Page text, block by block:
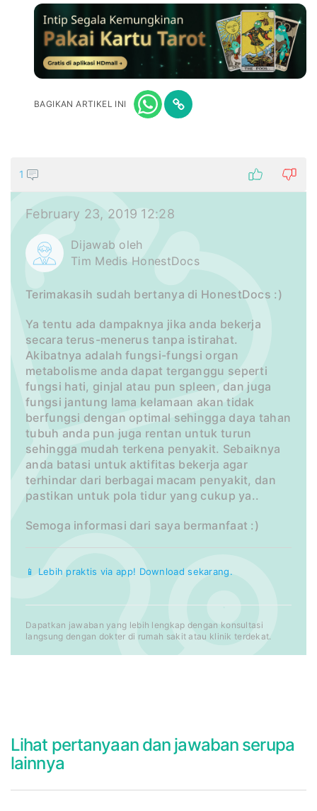
BAGIKAN ARTIKEL INI
1
February 23, 2019 12:28
Dijawab oleh
Tim Medis HonestDocs
Terimakasih sudah bertanya di HonestDocs :)
Ya tentu ada dampaknya jika anda bekerja
secara terus-menerus tanpa istirahat.
Akibatnya adalah fungsi-fungsi organ
metabolisme anda dapat terganggu seperti
fungsi hati, ginjal atau pun spleen, dan juga
fungsi jantung lama kelamaan akan tidak
berfungsi dengan optimal sehingga daya tahan
tubuh anda pun juga rentan untuk turun
sehingga mudah terkena penyakit. Sebaiknya
anda batasi untuk aktifitas bekerja agar
terhindar dari berbagai macam penyakit, dan
pastikan untuk pola tidur yang cukup ya..
Semoga informasi dari saya bermanfaat :)
📱 Lebih praktis via app! Download sekarang.
Dapatkan jawaban yang lebih lengkap dengan konsultasi
langsung dengan dokter di rumah sakit atau klinik terdekat.
Lihat pertanyaan dan jawaban serupa
lainnya